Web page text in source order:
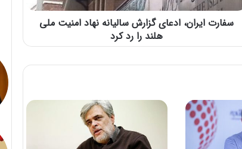
سفارت ایران، ادعای گزارش سالیانه نهاد امنیت ملی
هلند را رد کرد